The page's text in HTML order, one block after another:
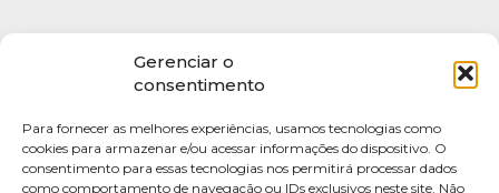
Gerenciar o
consentimento
Para fornecer as melhores experiências, usamos tecnologias como
cookies para armazenar e/ou acessar informações do dispositivo. O
consentimento para essas tecnologias nos permitirá processar dados
como comportamento de navegação ou IDs exclusivos neste site. Não
Diretoria
FOTOS